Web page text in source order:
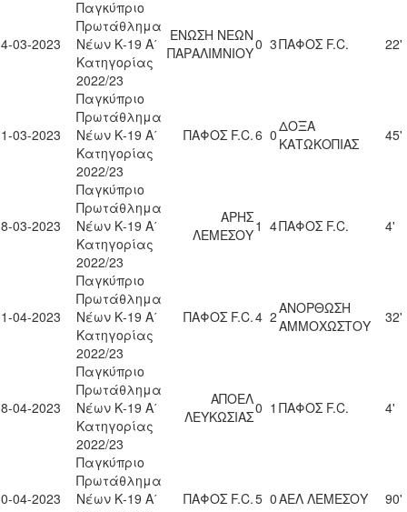
03-2023
Παγκύπριο
Πρωτάθλημα
Νέων Κ-19 Α΄
Κατηγορίας
2022/23
ΕΝΩΣΗ ΝΕΩΝ
ΠΑΡΑΛΙΜΝΙΟΥ0 3ΠΑΦΟΣ F.C. 22'
03-2023
Παγκύπριο
Πρωτάθλημα
Νέων Κ-19 Α΄
Κατηγορίας
2022/23
ΠΑΦΟΣ F.C.6 0ΔΟΞΑ
ΚΑΤΩΚΟΠΙΑΣ
45'
03-2023
Παγκύπριο
Πρωτάθλημα
Νέων Κ-19 Α΄
Κατηγορίας
2022/23
ΑΡΗΣ
ΛΕΜΕΣΟΥ1 4ΠΑΦΟΣ F.C. 4'
04-2023
Παγκύπριο
Πρωτάθλημα
Νέων Κ-19 Α΄
Κατηγορίας
2022/23
ΠΑΦΟΣ F.C.4 2ΑΝΟΡΘΩΣΗ
ΑΜΜΟΧΩΣΤΟΥ
32'
04-2023
Παγκύπριο
Πρωτάθλημα
Νέων Κ-19 Α΄
Κατηγορίας
2022/23
ΑΠΟΕΛ
ΛΕΥΚΩΣΙΑΣ0 1 ΠΑΦΟΣ F.C. 4'
04-2023
Παγκύπριο
Πρωτάθλημα
Νέων Κ-19 Α΄
ΠΑΦΟΣ F.C.5 0ΑΕΛ ΛΕΜΕΣΟΥ 90'